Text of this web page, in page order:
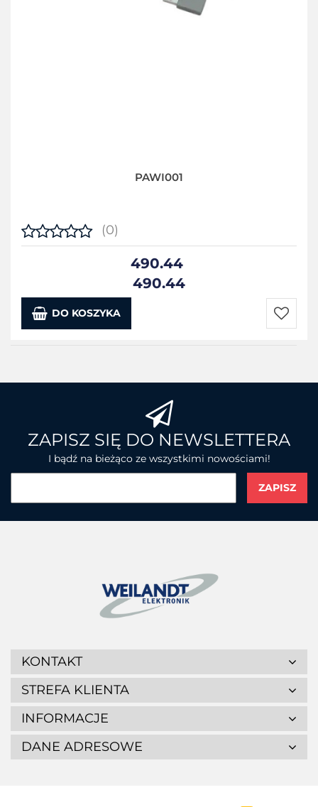
PAWI001
(0)
490.44
490.44
DO KOSZYKA
Do
ZAPISZ SIĘ DO NEWSLETTERA
I bądź na bieżąco ze wszystkimi nowościami!
KONTAKT
STREFA KLIENTA
INFORMACJE
DANE ADRESOWE